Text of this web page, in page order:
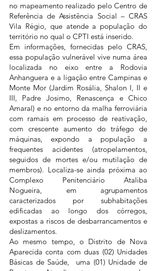
no mapeamento realizado pelo Centro de
Referência de Assistência Social – CRAS
Vila Régio, que atende a população do
território no qual o CPTI está inserido.
Em informações, fornecidas pelo CRAS,
essa população vulnerável vive numa área
localizada no eixo entre a Rodovia
Anhanguera e a ligação entre Campinas e
Monte Mor (Jardim Rosália, Shalon I, II e
III, Padre Josimo, Renascença e Chico
Amaral) e no entorno da malha ferroviária
com ramais em processo de reativação,
com crescente aumento do tráfego de
máquinas, expondo a população a
frequentes acidentes (atropelamentos,
seguidos de mortes e/ou mutilação de
membros). Localiza-se ainda próxima ao
Complexo Penitenciário Ataliba
Nogueira, em agrupamentos
caracterizados por subhabitações
edificadas ao longo dos córregos,
expostas a riscos de desbarrancamentos e
deslizamentos.
Ao mesmo tempo, o Distrito de Nova
Aparecida conta com duas (02) Unidades
Básicas de Saúde, uma (01) Unidade de